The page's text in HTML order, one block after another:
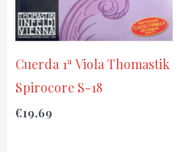
Cuerda 1ª Viola Thomastik
Spirocore S-18
€19.69